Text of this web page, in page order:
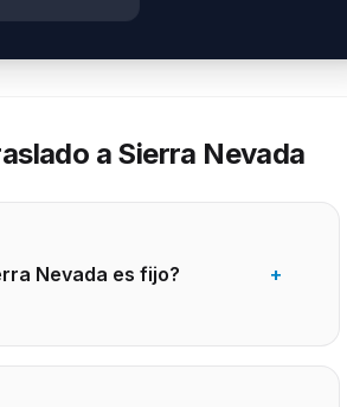
a Sierra Nevada
Nevada es fijo? +